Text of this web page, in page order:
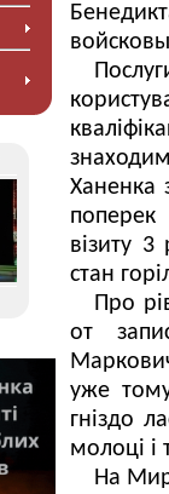
Ханенка
візиту
стан
Про
от
уже
гніздо
молоці і
На